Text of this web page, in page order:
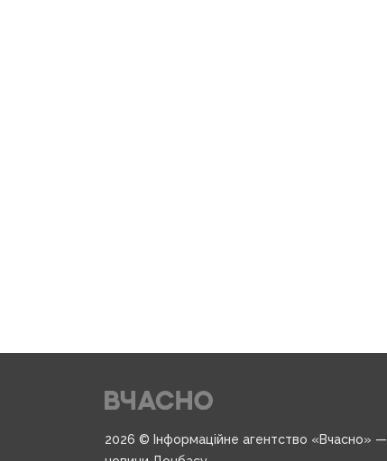
2026 © Інформаційне агентство «Вчасно» —